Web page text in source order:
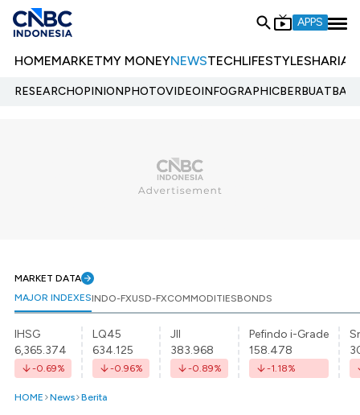
APPS
HOMEMARKETMY MONEYNEWSTECHLIFESTYLESHARIA
RESEARCHOPINIONPHOTOVIDEOINFOGRAPHIC
MARKET DATA
MAJOR INDEXESINDO-FXUSD-FXCOMMODITIESBONDS
IHSG
6,365.374
-0.69%
LQ45
634.125
-0.96%
JII
383.968
-0.89%
Pefindo i-Grade
158.478
-1.18%
HOME News Berita